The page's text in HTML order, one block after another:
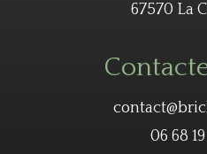
67570 La
06 68